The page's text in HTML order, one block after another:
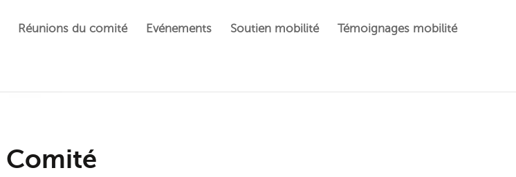
Réunions du comité Evénements Soutien mobilité Témoignages mobilité
Comité